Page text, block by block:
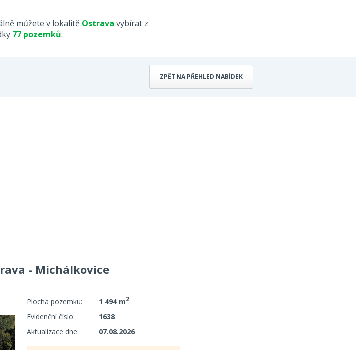
můžete v lokalitě Ostrava vybírat z
77 pozemků.
ZPĚT NA PŘEHLED NABÍDEK
- Michálkovice
Plocha pozemku: 1 494 m2
Evidenční číslo:
1638
Aktualizace dne:
07.08.2026